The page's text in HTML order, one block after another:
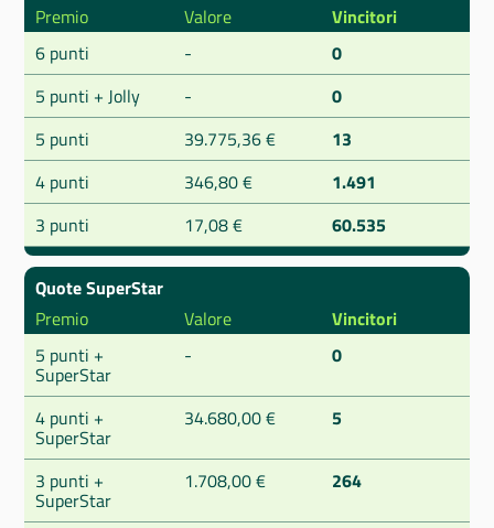
Premio
Valore
Vincitori
6 punti
-
0
5 punti + Jolly
-
0
5 punti
39.775,36 €
13
4 punti
346,80 €
1.491
3 punti
17,08 € 60.535
Quote SuperStar
Premio
Valore
Vincitori
5 punti +
SuperStar
- 0
4 punti +
SuperStar
34.680,00 € 5
3 punti +
SuperStar
1.708,00 € 264